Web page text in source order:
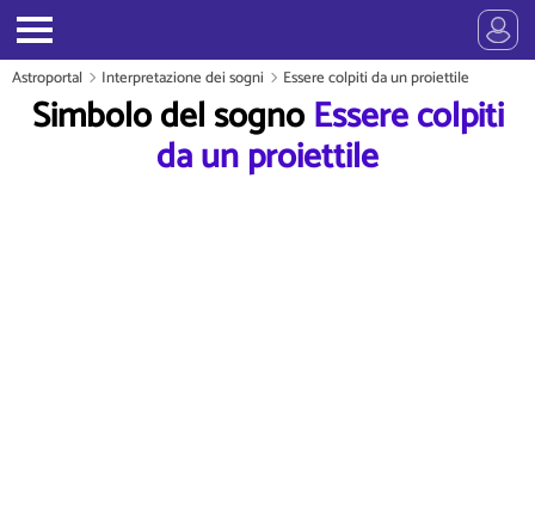
Astroportal Interpretazione dei sogni Essere colpiti da un proiettile
Simbolo del sognoEssere colpiti
da un proiettile